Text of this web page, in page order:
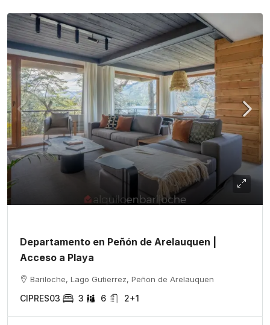
Departamento en Peñón de Arelauquen |
Acceso a Playa
Bariloche, Lago Gutierrez, Peñon de Arelauquen
CIPRES03 3 6 2+1